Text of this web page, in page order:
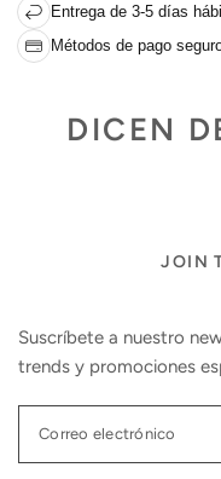
Entrega de 3-5 días
Métodos de pago
DICEN
JOIN
Suscríbete a nuestro
trends y promociones
Correo electrónico